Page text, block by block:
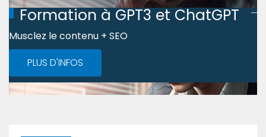
Formation à GPT3 et ChatGPT
Musclez le contenu + SEO
PLUS D'INFOS